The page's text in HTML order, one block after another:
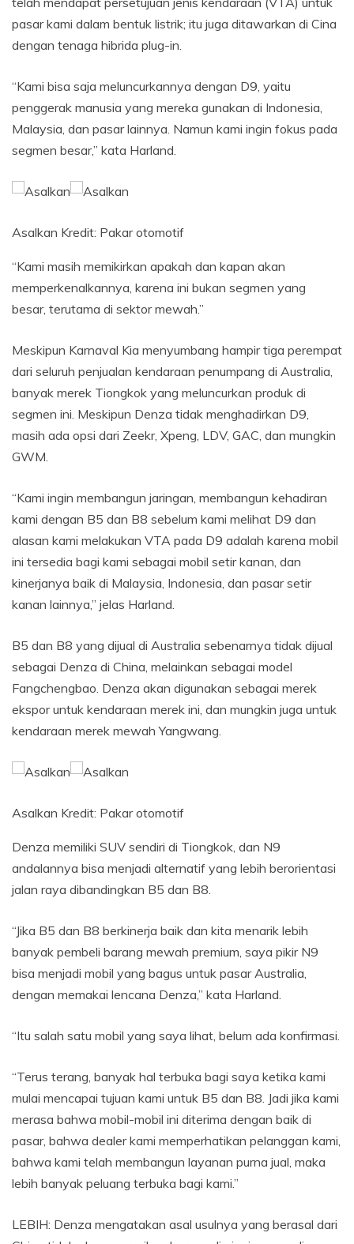
pasar kami dalam bentuk listrik; itu juga ditawarkan di Cina
dengan tenaga hibrida plug-in.
“Kami bisa saja meluncurkannya dengan D9, yaitu
penggerak manusia yang mereka gunakan di Indonesia,
Malaysia, dan pasar lainnya. Namun kami ingin fokus pada
segmen besar,” kata Harland.
Asalkan Kredit: Pakar otomotif
“Kami masih memikirkan apakah dan kapan akan
memperkenalkannya, karena ini bukan segmen yang
besar, terutama di sektor mewah.”
Meskipun Karnaval Kia menyumbang hampir tiga perempat
dari seluruh penjualan kendaraan penumpang di Australia,
banyak merek Tiongkok yang meluncurkan produk di
segmen ini. Meskipun Denza tidak menghadirkan D9,
masih ada opsi dari Zeekr, Xpeng, LDV, GAC, dan mungkin
GWM.
“Kami ingin membangun jaringan, membangun kehadiran
kami dengan B5 dan B8 sebelum kami melihat D9 dan
alasan kami melakukan VTA pada D9 adalah karena mobil
ini tersedia bagi kami sebagai mobil setir kanan, dan
kinerjanya baik di Malaysia, Indonesia, dan pasar setir
kanan lainnya,” jelas Harland.
B5 dan B8 yang dijual di Australia sebenarnya tidak dijual
sebagai Denza di China, melainkan sebagai model
Fangchengbao. Denza akan digunakan sebagai merek
ekspor untuk kendaraan merek ini, dan mungkin juga untuk
kendaraan merek mewah Yangwang.
Asalkan Kredit: Pakar otomotif
Denza memiliki SUV sendiri di Tiongkok, dan N9
andalannya bisa menjadi alternatif yang lebih berorientasi
jalan raya dibandingkan B5 dan B8.
“Jika B5 dan B8 berkinerja baik dan kita menarik lebih
banyak pembeli barang mewah premium, saya pikir N9
bisa menjadi mobil yang bagus untuk pasar Australia,
dengan memakai lencana Denza,” kata Harland.
“Itu salah satu mobil yang saya lihat, belum ada konfirmasi.
“Terus terang, banyak hal terbuka bagi saya ketika kami
mulai mencapai tujuan kami untuk B5 dan B8. Jadi jika kami
merasa bahwa mobil-mobil ini diterima dengan baik di
pasar, bahwa dealer kami memperhatikan pelanggan kami,
bahwa kami telah membangun layanan purna jual, maka
lebih banyak peluang terbuka bagi kami.”
LEBIH: Denza mengatakan asal usulnya yang berasal dari